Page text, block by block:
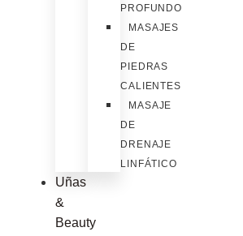
PROFUNDO
MASAJES
DE
PIEDRAS
CALIENTES
MASAJE
DE
DRENAJE
LINFÁTICO
Uñas
&
Beauty